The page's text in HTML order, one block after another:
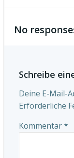
No
Schreibe
Deine E-Mail-
Erforderliche
Kommentar*